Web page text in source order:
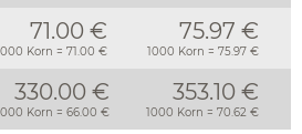
71.00 €
Korn = 71.00 €
75.97 €
1000 Korn = 75.97 €
330.00 €
Korn = 66.00 €
353.10 €
1000 Korn = 70.62 €